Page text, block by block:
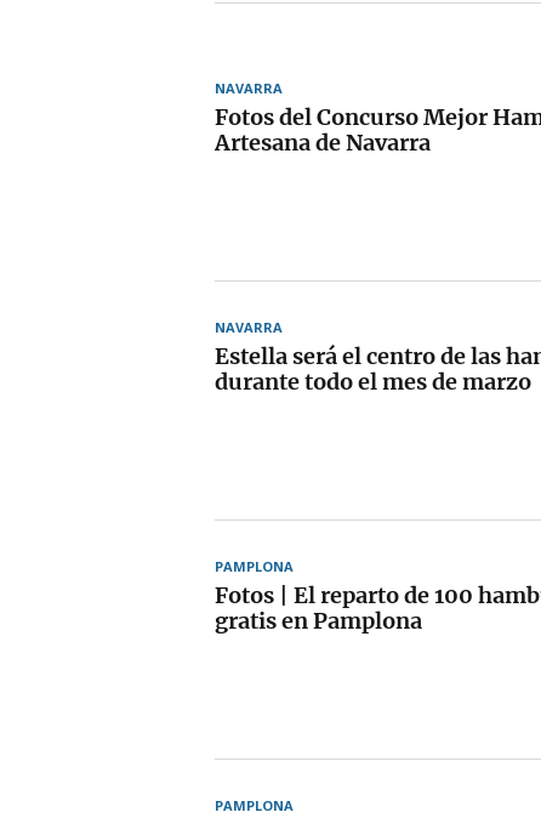
NAVARRA
Fotos del Concurso Mejor
Artesana de Navarra
NAVARRA
Estella será el centro de las
durante todo el mes de marzo
PAMPLONA
Fotos | El reparto de 100
gratis en Pamplona
PAMPLONA